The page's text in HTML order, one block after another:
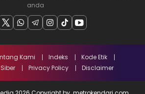
anda
Kami Indeks
Kode Etik
Privacy Policy Disclaimer